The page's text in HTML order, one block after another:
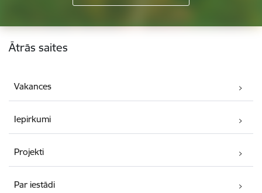
Kājene
Ātrās saites
Vakances
Iepirkumi
Projekti
Par iestādi